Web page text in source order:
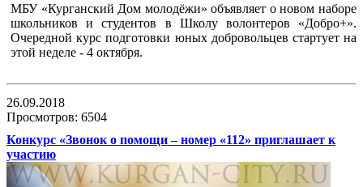
МБУ «Курганский Дом молодёжи» объявляет о новом наборе
школьников и студентов в Школу волонтеров «Добро+».
Очередной курс подготовки юных добровольцев стартует на
этой неделе - 4 октября.
26.09.2018
Просмотров: 6504
Конкурс «Звонок о помощи – номер «112» приглашает к
участию